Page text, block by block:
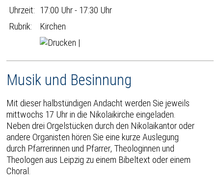
Uhrzeit: 17:00 Uhr - 17:30 Uhr
Rubrik:
Kirchen
|
Musik und Besinnung
Mit dieser halbstündigen Andacht werden Sie jeweils
mittwochs 17 Uhr in die Nikolaikirche eingeladen.
Neben drei Orgelstücken durch den Nikolaikantor oder
andere Organisten hören Sie eine kurze Auslegung
durch Pfarrerinnen und Pfarrer, Theologinnen und
Theologen aus Leipzig zu einem Bibeltext oder einem
Choral.